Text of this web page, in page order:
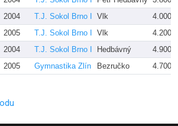
2004 T.J. Sokol Brno I Vlk 4.000
2005 T.J. Sokol Brno I Vlk 4.200
2004 T.J. Sokol Brno I Hedbávný 4.900
2005 Gymnastika Zlín Bezručko 4.700